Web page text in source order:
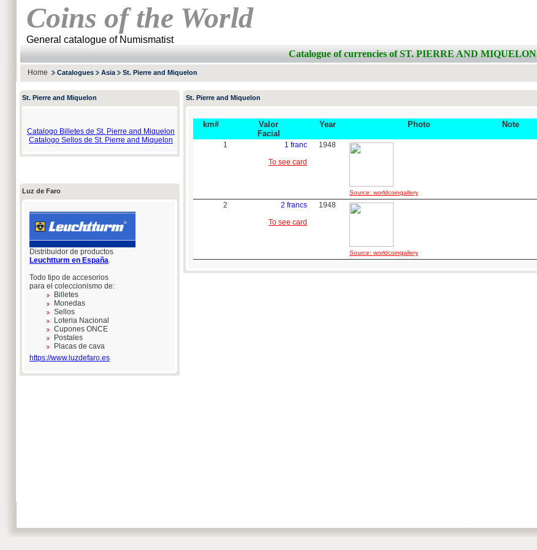
Coins of the World
General catalogue of Numismatist
Catalogue of currencies of ST. PIERRE AND MIQUELON
Home Catalogues Asia St. Pierre and Miquelon
St. Pierre and Miquelon
Catalogo Billetes de St. Pierre and Miquelon
Catalogo Sellos de St. Pierre and Miquelon
Luz de Faro
Distribuidor de productos
Leuchtturm en España.
Todo tipo de accesorios
para el coleccionismo de:
Billetes
Monedas
Sellos
Loteria Nacional
Cupones ONCE
Postales
Placas de cava
https://www.luzdefaro.es
St. Pierre and Miquelon
km#
Valor
Facial
Year Photo Note
1
1 franc
To see card
1948
Source: worldcoingallery
2
2 francs
To see card
1948
Source: worldcoingallery